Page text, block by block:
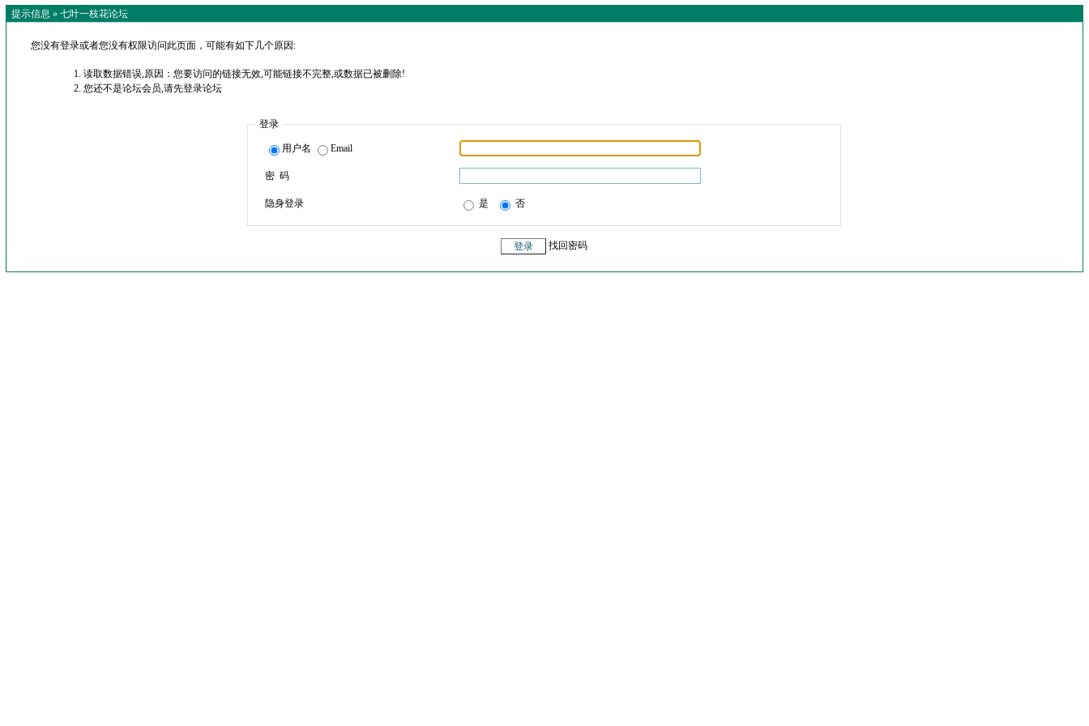
提示信息 » 七叶一枝花论坛
您没有登录或者您没有权限访问此页面，可能有如下几个原因:
读取数据错误,原因：您要访问的链接无效,可能链接不完整,或数据已被删除!
您还不是论坛会员,请先登录论坛
登录
用户名 Email
密 码
隐身登录 是 否
找回密码